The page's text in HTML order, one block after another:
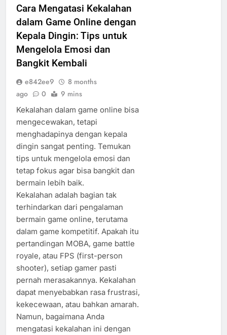
Cara Mengatasi Kekalahan
dalam Game Online dengan
Kepala Dingin: Tips untuk
Mengelola Emosi dan
Bangkit Kembali
e842ee9
8 months
ago
0 9 mins
Kekalahan dalam game online bisa
mengecewakan, tetapi
menghadapinya dengan kepala
dingin sangat penting. Temukan
tips untuk mengelola emosi dan
tetap fokus agar bisa bangkit dan
bermain lebih baik.
Kekalahan adalah bagian tak
terhindarkan dari pengalaman
bermain game online, terutama
dalam game kompetitif. Apakah itu
pertandingan MOBA, game battle
royale, atau FPS (first-person
shooter), setiap gamer pasti
pernah merasakannya. Kekalahan
dapat menyebabkan rasa frustrasi,
kekecewaan, atau bahkan amarah.
Namun, bagaimana Anda
mengatasi kekalahan ini dengan